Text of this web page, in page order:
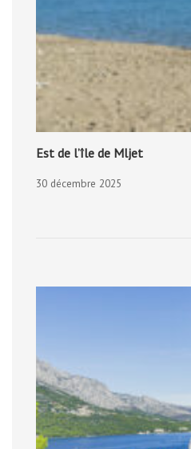
Est de l’île de Mljet
30 décembre 2025